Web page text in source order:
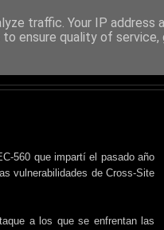
560 que impartí el pasado año
vulnerabilidades de Cross-Site
a los que se enfrentan las
traffic. Your IP address
ensure quality of service,